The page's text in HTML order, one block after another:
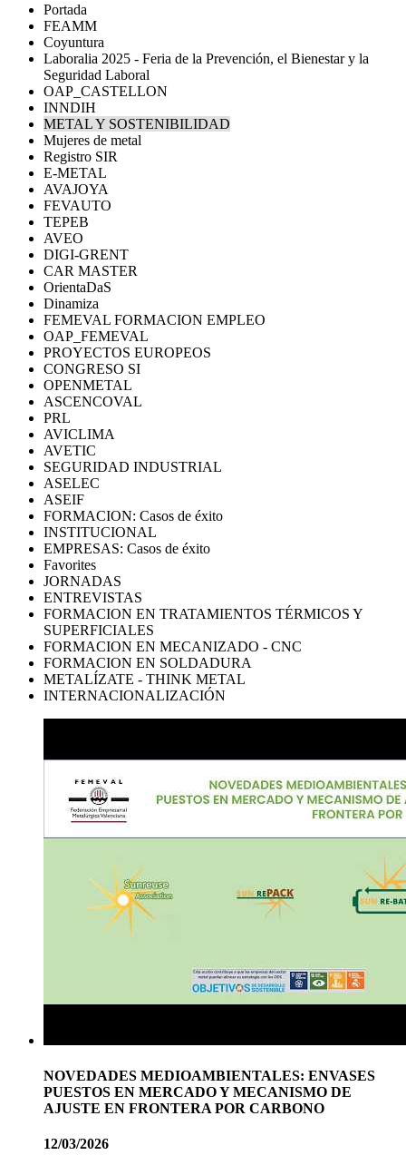
Portada
FEAMM
Coyuntura
Laboralia 2025 - Feria de la Prevención, el Bienestar y la
Seguridad Laboral
OAP_CASTELLON
INNDIH
METAL Y SOSTENIBILIDAD
Mujeres de metal
Registro SIR
E-METAL
AVAJOYA
FEVAUTO
TEPEB
AVEO
DIGI-GRENT
CAR MASTER
OrientaDaS
Dinamiza
FEMEVAL FORMACION EMPLEO
OAP_FEMEVAL
PROYECTOS EUROPEOS
CONGRESO SI
OPENMETAL
ASCENCOVAL
PRL
AVICLIMA
AVETIC
SEGURIDAD INDUSTRIAL
ASELEC
ASEIF
FORMACION: Casos de éxito
INSTITUCIONAL
EMPRESAS: Casos de éxito
Favorites
JORNADAS
ENTREVISTAS
FORMACION EN TRATAMIENTOS TÉRMICOS Y
SUPERFICIALES
FORMACION EN MECANIZADO - CNC
FORMACION EN SOLDADURA
METALÍZATE - THINK METAL
INTERNACIONALIZACIÓN
NOVEDADES MEDIOAMBIENTALES: ENVASES
PUESTOS EN MERCADO Y MECANISMO DE
AJUSTE EN FRONTERA POR CARBONO
12/03/2026